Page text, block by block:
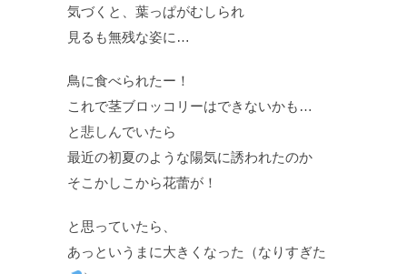
気づくと、葉っぱがむしられ
見るも無残な姿に…
鳥に食べられたー！
これで茎ブロッコリーはできないかも…
と悲しんでいたら
最近の初夏のような陽気に誘われたのか
そこかしこから花蕾が！
と思っていたら、
あっというまに大きくなった（なりすぎた